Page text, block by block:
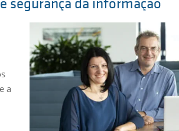
segurança da informação
a